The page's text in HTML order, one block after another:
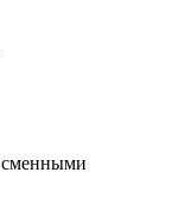
сменными